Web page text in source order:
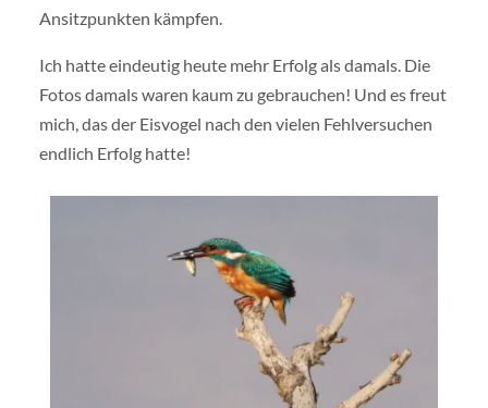
Ansitzpunkten kämpfen.
Ich hatte eindeutig heute mehr Erfolg als damals. Die
Fotos damals waren kaum zu gebrauchen! Und es freut
mich, das der Eisvogel nach den vielen Fehlversuchen
endlich Erfolg hatte!